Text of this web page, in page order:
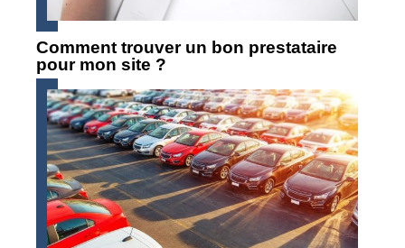
Comment trouver un bon prestataire
pour mon site ?